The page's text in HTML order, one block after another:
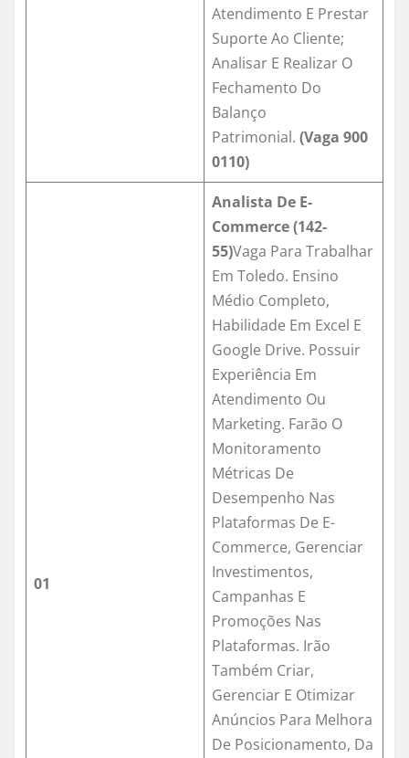
Atendimento E Prestar
Suporte Ao Cliente;
Analisar E Realizar O
Fechamento Do
Balanço
Patrimonial. (Vaga 900
0110)
01
Analista De E-
Commerce (142-
55)Vaga Para Trabalhar
Em Toledo. Ensino
Médio Completo,
Habilidade Em Excel E
Google Drive. Possuir
Experiência Em
Atendimento Ou
Marketing. Farão O
Monitoramento
Métricas De
Desempenho Nas
Plataformas De E-
Commerce, Gerenciar
Investimentos,
Campanhas E
Promoções Nas
Plataformas. Irão
Também Criar,
Gerenciar E Otimizar
Anúncios Para Melhora
De Posicionamento, Da